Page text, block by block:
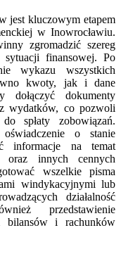
jest kluczowym etapem
w Inowrocławiu.
zgromadzić szereg
sytuacji finansowej. Po
wykazu wszystkich
kwoty, jak i dane
dokumenty
wydatków, co pozwoli
spłaty zobowiązań.
o stanie
informacje na temat
oraz innych cennych
wszelkie pisma
windykacyjnymi lub
działalność
przedstawienie
bilansów i rachunków